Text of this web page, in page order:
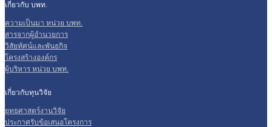
เกี่ยวกับ บพท.
ความเป็นมา หน่วย บพท.
สารจากผู้อำนวยการ
วิสัยทัศน์และพันธกิจ
โครงสร้างองค์กร
ผู้บริหาร หน่วย บพท.
เกี่ยวกับทุนวิจัย
ยุทธศาสตร์งานวิจัย
ประกาศรับข้อเสนอโครงการ